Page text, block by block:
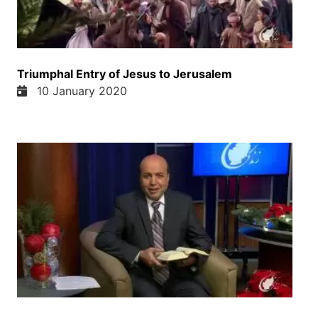
کنیم برکات خدا میگه در هر موسم باران به وقت میباره
خیرمنهای شما انقدر زیاد میشه که حتی فرصت جمع
کردن او را ندارین فصل به فصل شما محصولات دارین
میکنیم و حضور خدا در زندگی خانه شهر ما هست خدا
ما را برکت میده انقدر برکت میده که ما حتی او برکت
که ما باید داشته باشیم اگر ما واقعا سلح واقعی را ما
امنیت واقعی را میخواییم نیاز است که ما در عمل نشان
بدیم که ما از خدا اطاعت میکنیم و او را باور داریم و با
او اعتماد داریم بله تشکر آرش جان واقعا ما در اینجا در
نوت خود 25 ای فصل 26 است و شما تشکر از ای که
ای را اصلاح کردین و واقعا در اینجا میگه زیرا من خدای
شما هستم خدا به هر حال با ما است از ای چالش ها از
ای مشکلات ما خواد گذشتیم ولی مهم دهی است که در
Triumphal Entry of Jesus to Jerusalem
10 January 2020